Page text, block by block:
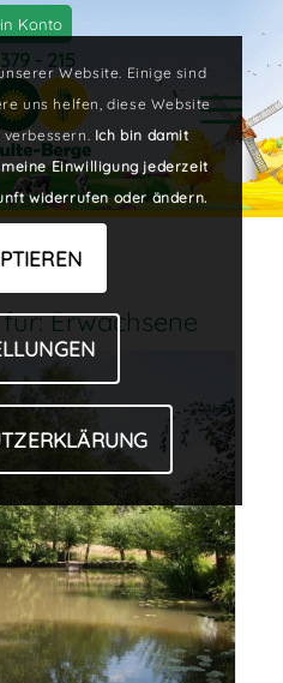
Konto
- 215
für:Erwachsene
Website. Einige sind
uns helfen, diese Website
Ich bin damit
Einwilligung jederzeit
widerrufen oder ändern.